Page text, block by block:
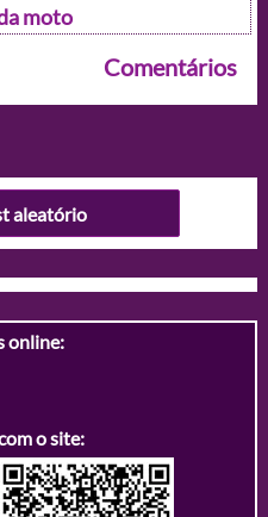
moto
Comentários
aleatório
online:
o site: